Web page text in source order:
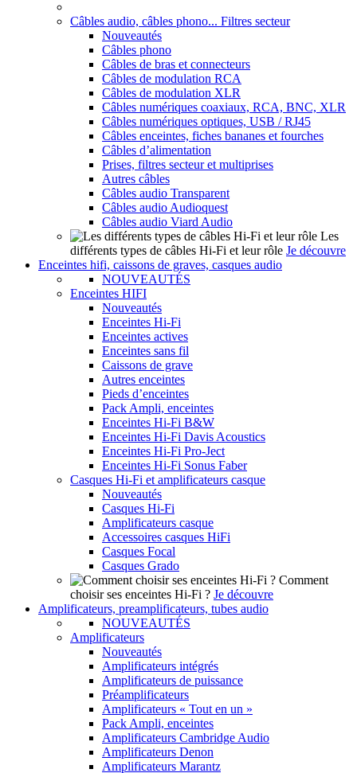
Câbles audio, câbles phono... Filtres secteur
Nouveautés
Câbles phono
Câbles de bras et connecteurs
Câbles de modulation RCA
Câbles de modulation XLR
Câbles numériques coaxiaux, RCA, BNC, XLR
Câbles numériques optiques, USB / RJ45
Câbles enceintes, fiches bananes et fourches
Câbles d’alimentation
Prises, filtres secteur et multiprises
Autres câbles
Câbles audio Transparent
Câbles audio Audioquest
Câbles audio Viard Audio
Les
différents types de câbles Hi-Fi et leur rôle Je découvre
Enceintes hifi, caissons de graves, casques audio
NOUVEAUTÉS
Enceintes HIFI
Nouveautés
Enceintes Hi-Fi
Enceintes actives
Enceintes sans fil
Caissons de grave
Autres enceintes
Pieds d’enceintes
Pack Ampli, enceintes
Enceintes Hi-Fi B&W
Enceintes Hi-Fi Davis Acoustics
Enceintes Hi-Fi Pro-Ject
Enceintes Hi-Fi Sonus Faber
Casques Hi-Fi et amplificateurs casque
Nouveautés
Casques Hi-Fi
Amplificateurs casque
Accessoires casques HiFi
Casques Focal
Casques Grado
Comment
choisir ses enceintes Hi-Fi ? Je découvre
Amplificateurs, preamplificateurs, tubes audio
NOUVEAUTÉS
Amplificateurs
Nouveautés
Amplificateurs intégrés
Amplificateurs de puissance
Préamplificateurs
Amplificateurs « Tout en un »
Pack Ampli, enceintes
Amplificateurs Cambridge Audio
Amplificateurs Denon
Amplificateurs Marantz